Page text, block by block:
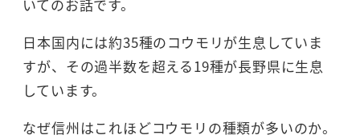
いてのお話です。
日本国内には約35種のコウモリが生息していま
すが、その過半数を超える19種が長野県に生息
しています。
なぜ信州はこれほどコウモリの種類が多いのか。